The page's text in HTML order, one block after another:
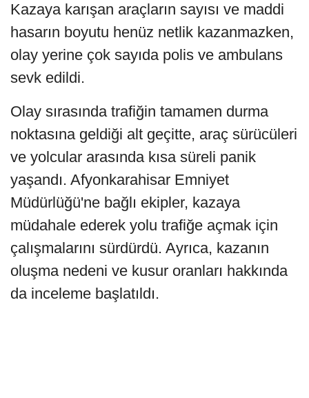
Kazaya karışan araçların sayısı ve maddi
hasarın boyutu henüz netlik kazanmazken,
olay yerine çok sayıda polis ve ambulans
sevk edildi.
Olay sırasında trafiğin tamamen durma
noktasına geldiği alt geçitte, araç sürücüleri
ve yolcular arasında kısa süreli panik
yaşandı. Afyonkarahisar Emniyet
Müdürlüğü'ne bağlı ekipler, kazaya
müdahale ederek yolu trafiğe açmak için
çalışmalarını sürdürdü. Ayrıca, kazanın
oluşma nedeni ve kusur oranları hakkında
da inceleme başlatıldı.